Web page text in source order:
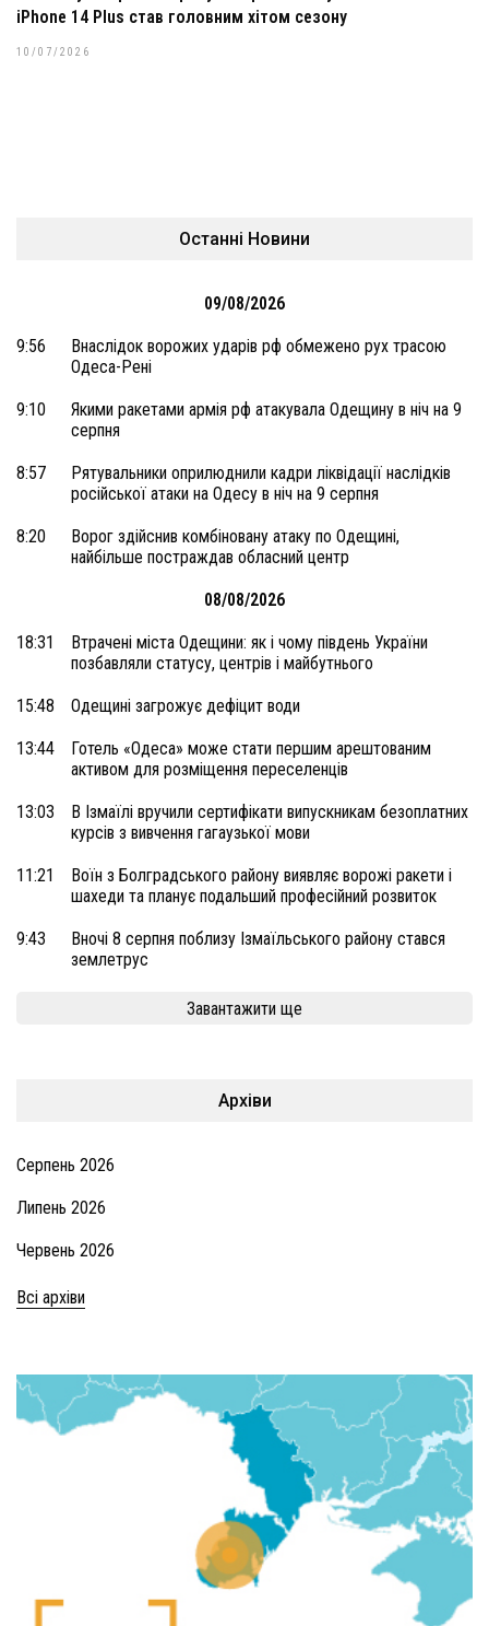
iPhone 14 Plus став головним хітом сезону
10/07/2026
Останні Новини
09/08/2026
9:56
Внаслідок ворожих ударів рф обмежено рух трасою
Одеса-Рені
9:10
Якими ракетами армія рф атакувала Одещину в ніч на 9
серпня
8:57
Рятувальники оприлюднили кадри ліквідації наслідків
російської атаки на Одесу в ніч на 9 серпня
8:20
Ворог здійснив комбіновану атаку по Одещині,
найбільше постраждав обласний центр
08/08/2026
18:31
Втрачені міста Одещини: як і чому південь України
позбавляли статусу, центрів і майбутнього
15:48 Одещині загрожує дефіцит води
13:44
Готель «Одеса» може стати першим арештованим
активом для розміщення переселенців
13:03
В Ізмаїлі вручили сертифікати випускникам безоплатних
курсів з вивчення гагаузької мови
11:21
Воїн з Болградського району виявляє ворожі ракети і
шахеди та планує подальший професійний розвиток
9:43
Вночі 8 серпня поблизу Ізмаїльського району стався
землетрус
Завантажити ще
Архіви
Серпень 2026
Липень 2026
Червень 2026
Всі архіви